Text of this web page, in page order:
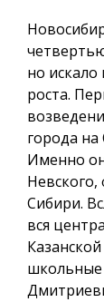
но искало
роста.
города
Именно
Сибири.
вся
школьные